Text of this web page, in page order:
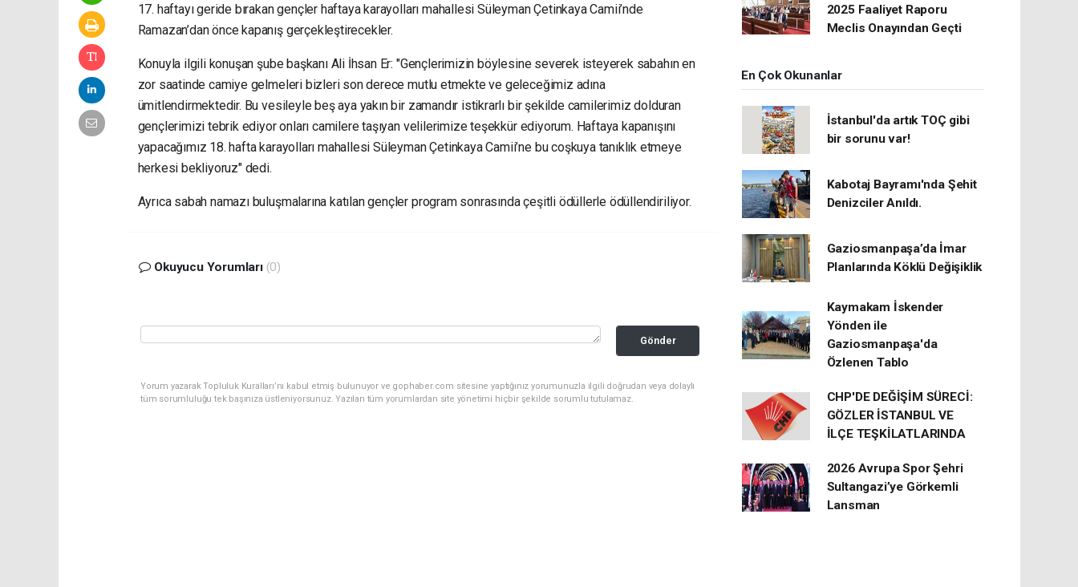
17. haftayı geride bırakan gençler haftaya karayolları mahallesi Süleyman Çetinkaya Camii’nde
Ramazan’dan önce kapanış gerçekleştirecekler.
Konuyla ilgili konuşan şube başkanı Ali İhsan Er: "Gençlerimizin böylesine severek isteyerek sabahın en
zor saatinde camiye gelmeleri bizleri son derece mutlu etmekte ve geleceğimiz adına
ümitlendirmektedir. Bu vesileyle beş aya yakın bir zamandır istikrarlı bir şekilde camilerimiz dolduran
gençlerimizi tebrik ediyor onları camilere taşıyan velilerimize teşekkür ediyorum. Haftaya kapanışını
yapacağımız 18. hafta karayolları mahallesi Süleyman Çetinkaya Camii’ne bu coşkuya tanıklık etmeye
herkesi bekliyoruz" dedi.
Ayrıca sabah namazı buluşmalarına katılan gençler program sonrasında çeşitli ödüllerle ödüllendiriliyor.
Okuyucu Yorumları (0)
Gönder
Yorum yazarak Topluluk Kuralları’nı kabul etmiş bulunuyor ve gophaber.com sitesine yaptığınız yorumunuzla ilgili doğrudan veya dolaylı
tüm sorumluluğu tek başınıza üstleniyorsunuz. Yazılan tüm yorumlardan site yönetimi hiçbir şekilde sorumlu tutulamaz.
2025 Faaliyet Raporu
Meclis Onayından Geçti
En Çok Okunanlar
İstanbul'da artık TOÇ gibi
bir sorunu var!
Kabotaj Bayramı'nda Şehit
Denizciler Anıldı.
Gaziosmanpaşa’da İmar
Planlarında Köklü Değişiklik
Kaymakam İskender
Yönden ile
Gaziosmanpaşa'da
Özlenen Tablo
CHP'DE DEĞİŞİM SÜRECİ:
GÖZLER İSTANBUL VE
İLÇE TEŞKİLATLARINDA
2026 Avrupa Spor Şehri
Sultangazi’ye Görkemli
Lansman